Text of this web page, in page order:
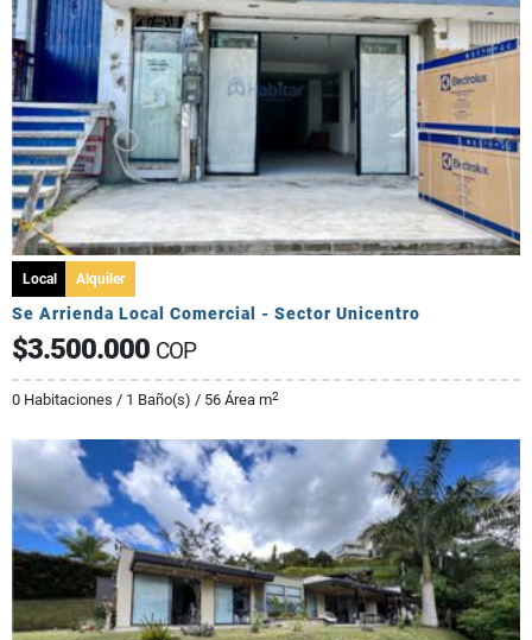
Local Alquiler
Se Arrienda Local Comercial - Sector Unicentro
$3.500.000 COP
0 Habitaciones / 1 Baño(s) / 56 Área m2